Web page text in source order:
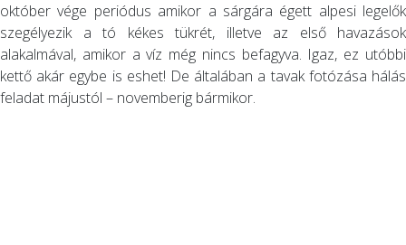
október vége periódus amikor a sárgára égett alpesi legelők
szegélyezik a tó kékes tükrét, illetve az első havazások
alakalmával, amikor a víz még nincs befagyva. Igaz, ez utóbbi
kettő akár egybe is eshet! De általában a tavak fotózása hálás
feladat májustól – novemberig bármikor.